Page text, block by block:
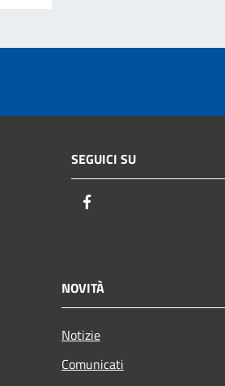
SEGUICI SU
NOVITÀ
Notizie
Comunicati